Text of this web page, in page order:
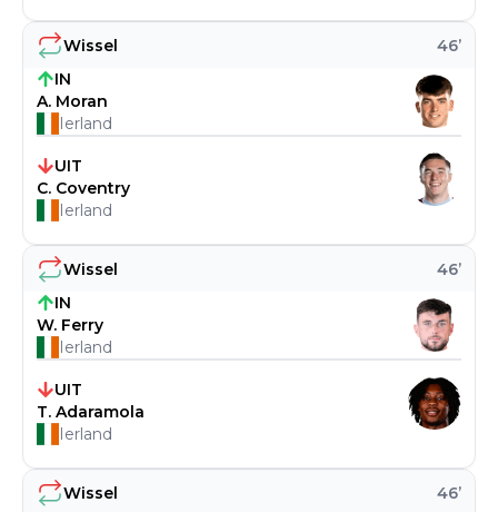
Wissel 46’
Wissel 46’
IN
W. Ferry
Ierland
UIT
T. Adaramola
Ierland
Wissel 46’
IN
A. Moran
Ierland
UIT
C. Coventry
Ierland